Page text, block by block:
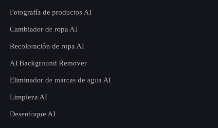
Fotografía de productos AI
Cambiador de ropa AI
Recoloración de ropa AI
AI Background Remover
Eliminador de marcas de agua AI
Limpieza AI
Desenfoque AI